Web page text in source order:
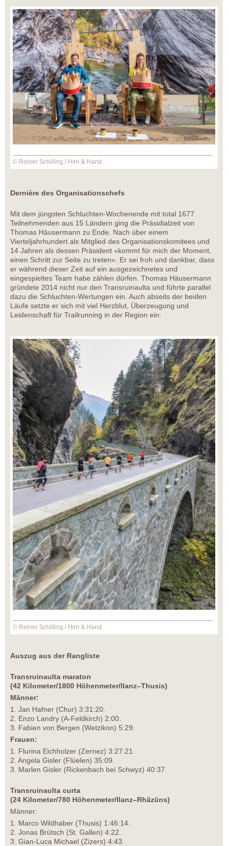
© Reiner Schilling / Hirn & Hand
Dernière des Organisationschefs
Mit dem jüngsten Schluchten-Wochenende mit total 1677
Teilnehmenden aus 15 Ländern ging die Präsidialzeit von
Thomas Häusermann zu Ende. Nach über einem
Vierteljahrhundert als Mitglied des Organisationskomitees und
14 Jahren als dessen Präsident «kommt für mich der Moment,
einen Schritt zur Seite zu treten». Er sei froh und dankbar, dass
er während dieser Zeit auf ein ausgezeichnetes und
eingespieltes Team habe zählen dürfen. Thomas Häusermann
gründete 2014 nicht nur den Transruinaulta und führte parallel
dazu die Schluchten-Wertungen ein. Auch abseits der beiden
Läufe setzte er sich mit viel Herzblut, Überzeugung und
Leidenschaft für Trailrunning in der Region ein.
© Reiner Schilling / Hirn & Hand
Auszug aus der Rangliste
Transruinaulta maraton
(42 Kilometer/1800 Höhenmeter/Ilanz–Thusis)
Männer:
1. Jan Hafner (Chur) 3:31:20.
2. Enzo Landry (A-Feldkirch) 2:00.
3. Fabien von Bergen (Wetzikon) 5:29.
Frauen:
1. Flurina Eichholzer (Zernez) 3:27:21.
2. Angela Gisler (Flüelen) 35:09.
3. Marlen Gisler (Rickenbach bei Schwyz) 40:37.
Transruinaulta curta
(24 Kilometer/780 Höhenmeter/Ilanz–Rhäzüns)
Männer:
1. Marco Wildhaber (Thusis) 1:46:14.
2. Jonas Brütsch (St. Gallen) 4:22.
3. Gian-Luca Michael (Zizers) 4:43.